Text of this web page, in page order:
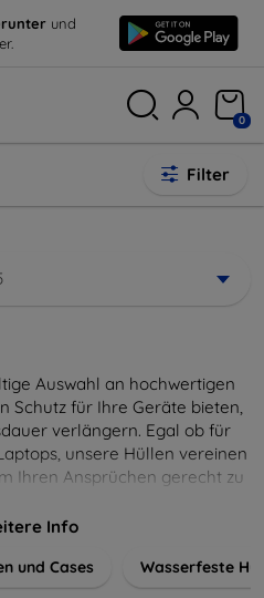
und
0
Filter
Auswahl an hochwertigen
Schutz für Ihre Geräte bieten,
verlängern. Egal ob für
unsere Hüllen vereinen
Ihren Ansprüchen gerecht zu
Stil perfekt zu
Info
und Cases Wasserfeste